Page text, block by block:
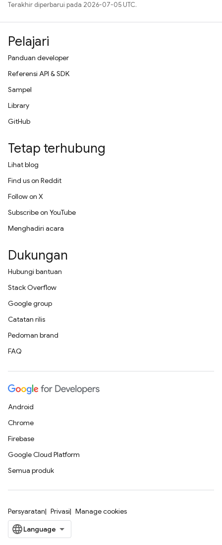
Terakhir diperbarui pada 2026-07-05 UTC.
Pelajari
Panduan developer
Referensi API & SDK
Sampel
Library
GitHub
Tetap terhubung
Lihat blog
Find us on Reddit
Follow on X
Subscribe on YouTube
Menghadiri acara
Dukungan
Hubungi bantuan
Stack Overflow
Google group
Catatan rilis
Pedoman brand
FAQ
Android
Chrome
Firebase
Google Cloud Platform
Semua produk
Persyaratan Privasi Manage cookies